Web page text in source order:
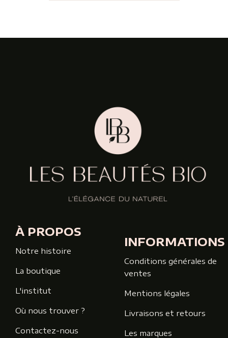
À PROPOS
Notre histoire
La boutique
L'institut
Où nous trouver ?
Contactez-nous
INFORMATIONS
Conditions générales de
ventes
Mentions légales
Livraisons et retours
Les marques